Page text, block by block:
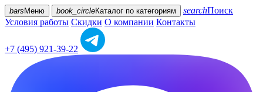
bars Меню book_circleКаталог по категориям searchПоиск
Условия работы Скидки О компании Контакты
+7 (495) 921-39-22